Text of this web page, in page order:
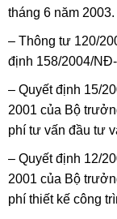
tháng 6 năm 2003.
– Thông tư 120/
định 158/2004/
– Quyết định 15/
2001 của Bộ
phí tư vấn đầu tư
– Quyết định 12/
2001 của Bộ
phí thiết kế công